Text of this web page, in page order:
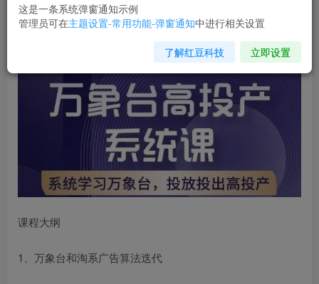
万象台高投产系统课，万象台底层逻辑解析，用多计划、多
课程大纲
1、万象台和淘系广告算法迭代
这是一条系统弹窗通知示例
管理员可在主题设置-常用功能-弹窗通知中进行相关设置
了解红豆科技 立即设置